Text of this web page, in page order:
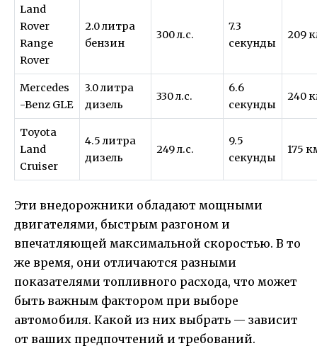
Land
Rover
Range
Rover
2.0 литра
бензин
300 л.с.
7.3
секунды
209
Mercedes
-Benz GLE
3.0 литра
дизель
330 л.с.
6.6
секунды
240
Toyota
Land
Cruiser
4.5 литра
дизель
249 л.с.
9.5
секунды
175
Эти внедорожники обладают мощными
двигателями, быстрым разгоном и
впечатляющей максимальной скоростью. В то
же время, они отличаются разными
показателями топливного расхода, что может
быть важным фактором при выборе
автомобиля. Какой из них выбрать — зависит
от ваших предпочтений и требований.